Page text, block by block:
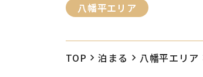
八幡平エリア
TOP 泊まる 八幡平エリア